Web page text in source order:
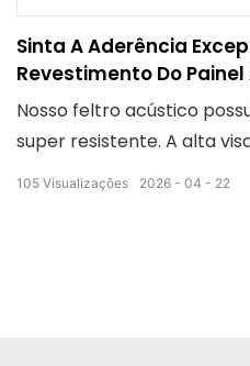
Sinta A Aderência
Revestimento Do
Nosso feltro acústico
super resistente. A alta
fixação firme nas paredes,
2026 04 22
105 Visualizações